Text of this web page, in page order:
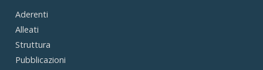
Aderenti
Alleati
Struttura
Pubblicazioni